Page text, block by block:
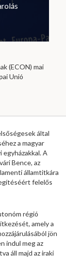
(ECON) mai
Unió
által
a magyar
A
Bence, az
államtitkára
felelős
régió
amely a
jön
indul meg az
áll majd az iraki